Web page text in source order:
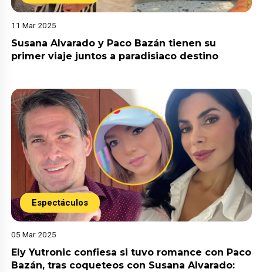
11 Mar 2025
Susana Alvarado y Paco Bazán tienen su
primer viaje juntos a paradisiaco destino
Espectáculos
05 Mar 2025
Ely Yutronic confiesa si tuvo romance con Paco
Bazán, tras coqueteos con Susana Alvarado: